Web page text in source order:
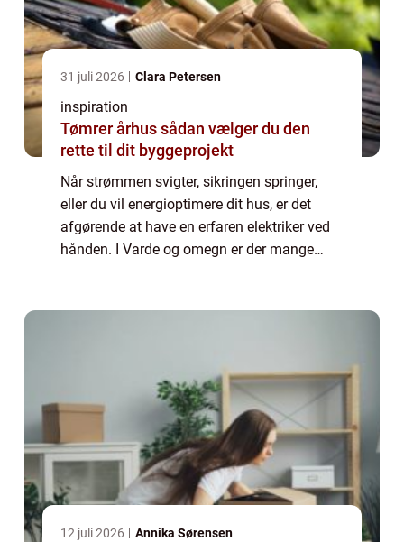
31 juli 2026 Clara Petersen
inspiration
Tømrer århus sådan vælger du den
rette til dit byggeprojekt
Når strømmen svigter, sikringen springer,
eller du vil energioptimere dit hus, er det
afgørende at have en erfaren elektriker ved
hånden. I Varde og omegn er der mange
12 juli 2026 Annika Sørensen